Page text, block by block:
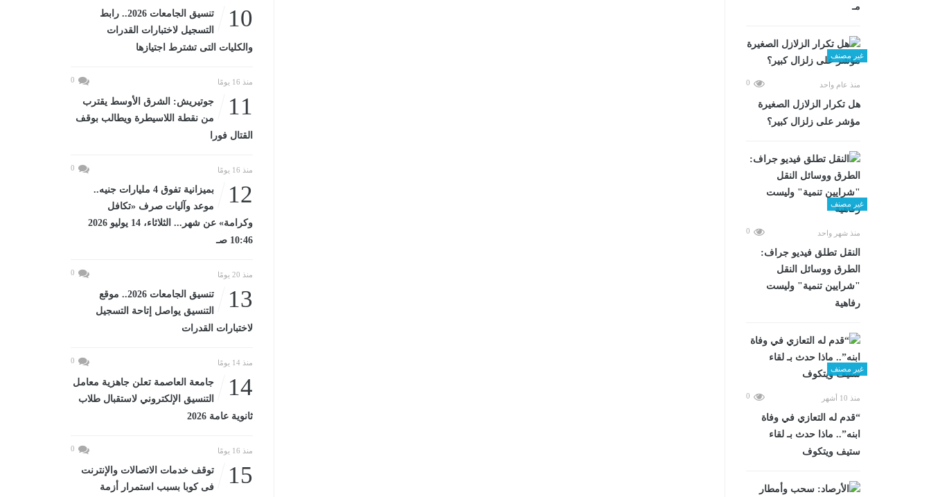
مـ
غير مصنف
منذ عام واحد 0
هل تكرار الزلازل الصغيرة
مؤشر على زلزال كبير؟
غير مصنف
منذ شهر واحد 0
​النقل تطلق فيديو جراف:
الطرق ووسائل النقل
"شرايين تنمية" وليست
رفاهية
غير مصنف
منذ 10 أشهر 0
“قدم له التعازي في وفاة
ابنه”.. ماذا حدث بـ لقاء
ستيف ويتكوف
10
تنسيق الجامعات 2026.. رابط
التسجيل لاختبارات القدرات
والكليات التى تشترط اجتيازها
منذ 16 يومًا 0
11
جوتيريش: الشرق الأوسط يقترب
من نقطة اللاسيطرة ويطالب بوقف
القتال فورا
منذ 16 يومًا 0
12
بميزانية تفوق 4 مليارات جنيه..
موعد وآليات صرف «تكافل
وكرامة» عن شهر... الثلاثاء، 14 يوليو 2026
10:46 صـ
منذ 20 يومًا 0
13
تنسيق الجامعات 2026.. موقع
التنسيق يواصل إتاحة التسجيل
لاختبارات القدرات
منذ 14 يومًا 0
14
جامعة العاصمة تعلن جاهزية معامل
التنسيق الإلكتروني لاستقبال طلاب
ثانوية عامة 2026
منذ 16 يومًا 0
15
توقف خدمات الاتصالات والإنترنت
فى كوبا بسبب استمرار أزمة